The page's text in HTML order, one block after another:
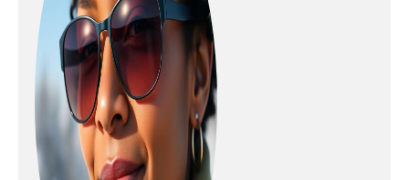
curseur à double verrouillage,
corps anti-torsion, Step-In, talon
pré-ajustable, Classic Flexor Un
partenaire polyvalent et fiable
pour tous les terrains. Équipé
d'un Nordic Rocker et d'une aide
à l'ascension tout-terrain Offtrack
Crown, l'Aventure 62 Crown
Xtralite se distingue par sa